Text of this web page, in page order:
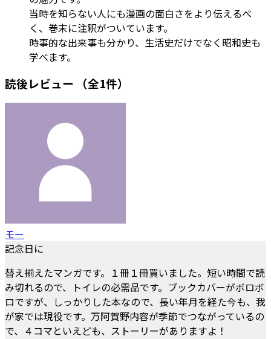
当時を知らない人にも漫画の面白さをより伝えるべ
く、巻末に注釈がついています。
時事的な出来事も分かり、生活史だけでなく昭和史も
学べます。
読後レビュー （全1件）
モー
記念日に
替え揃えたマンガです。１冊１冊買いました。短い時間で読
み切れるので、トイレの必需品です。ブックカバーがボロボ
ロですが、しっかりした本なので、長い年月を経た今も、我
が家では現役です。万阿賀野内容が季節でつながっているの
で、４コマといえども、ストーリーがありますよ！